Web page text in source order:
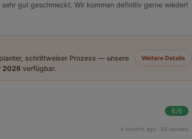
gut geschmeckt. Wir kommen definitiv gerne wieder!
schrittweiser Prozess — unsere
2026 verfügbar.
Weitere Details
6/6
4 months ago · 58 reviews